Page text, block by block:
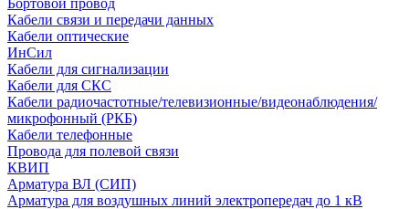
Бортовой провод
Кабели связи и передачи данных
Кабели оптические
ИнСил
Кабели для сигнализации
Кабели для СКС
Кабели радиочастотные/телевизионные/видеонаблюдения/
микрофонный (РКБ)
Кабели телефонные
Провода для полевой связи
КВИП
Арматура ВЛ (СИП)
Арматура для воздушных линий электропередач до 1 кВ